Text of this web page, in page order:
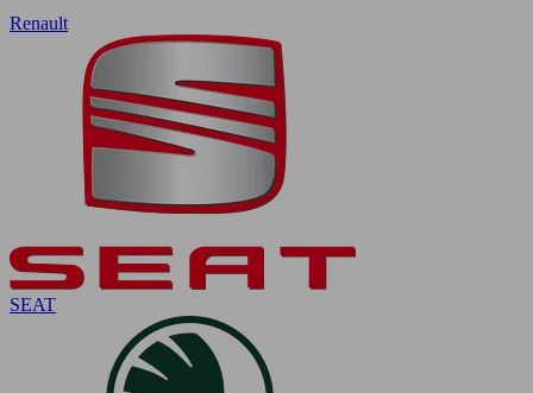
Renault
SEAT